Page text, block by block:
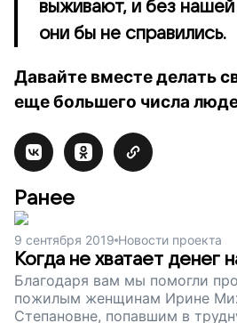
выживают, и без
они бы не справились.
Давайте вместе делать
еще большего числа
Ранее
9 сентября 2019 Новости проекта
Когда не хватает денег
Благодаря вам мы помогли
пожилым женщинам Ирине
Степановне, попавшим в